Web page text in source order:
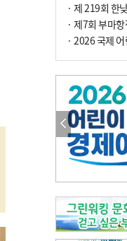
기고[전체보기]
환자의 희망,
대학과 지역 ‘
김준희의 클래식
여름날의 애상,
빛나는 꿈의 계
김지윤의 우리음
세종시대 음
영산회상, 불
뉴스와 현장[전
‘800조 투자’
뜨거워지는 바
· 제 219회 한
· 제7회 부마
· 2026 국제